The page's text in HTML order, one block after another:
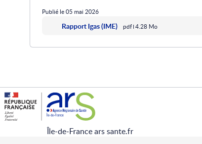
Publié le 05 mai 2026
Rapport Igas (IME) pdf 4.28 Mo
Île-de-France ars sante.fr